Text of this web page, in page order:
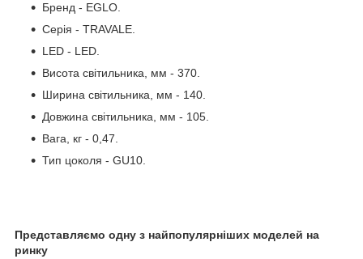
Бренд - EGLO.
Серія - TRAVALE.
LED - LED.
Висота світильника, мм - 370.
Ширина світильника, мм - 140.
Довжина світильника, мм - 105.
Вага, кг - 0,47.
Тип цоколя - GU10.
Представляємо одну з найпопулярніших моделей на
ринку